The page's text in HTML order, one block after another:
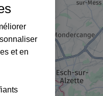
et en